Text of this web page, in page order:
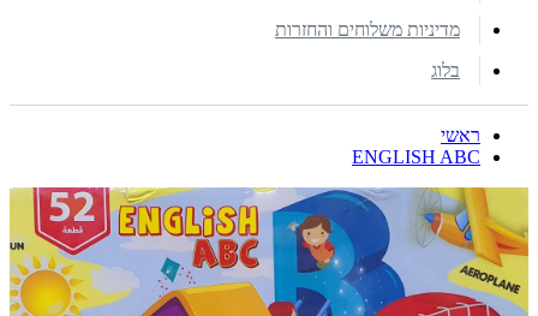
מדיניות משלוחים והחזרות
בלוג
ראשי
ENGLISH ABC